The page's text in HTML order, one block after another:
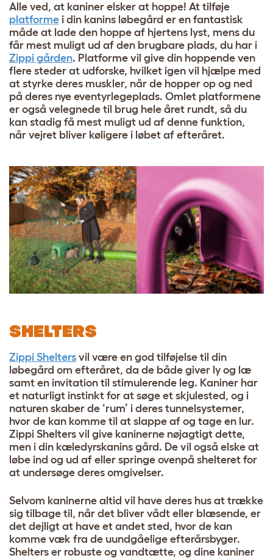
Alle ved, at kaniner elsker at hoppe! At tilføje
platforme i din kanins løbegård er en fantastisk
måde at lade den hoppe af hjertens lyst, mens du
får mest muligt ud af den brugbare plads, du har i
Zippi gården. Platforme vil give din hoppende ven
flere steder at udforske, hvilket igen vil hjælpe med
at styrke deres muskler, når de hopper op og ned
på deres nye eventyrlegeplads. Omlet platformene
er også velegnede til brug hele året rundt, så du
kan stadig få mest muligt ud af denne funktion,
når vejret bliver køligere i løbet af efteråret.
SHELTERS
Zippi Shelters vil være en god tilføjelse til din
løbegård om efteråret, da de både giver ly og læ
samt en invitation til stimulerende leg. Kaniner har
et naturligt instinkt for at søge et skjulested, og i
naturen skaber de ‘rum’ i deres tunnelsystemer,
hvor de kan komme til at slappe af og tage en lur.
Zippi Shelters vil give kaninerne nøjagtigt dette,
men i din kæledyrskanins gård. De vil også elske at
løbe ind og ud af eller springe ovenpå shelteret for
at undersøge deres omgivelser.
Selvom kaninerne altid vil have deres hus at trække
sig tilbage til, når det bliver vådt eller blæsende, er
det dejligt at have et andet sted, hvor de kan
komme væk fra de uundgåelige efterårsbyger.
Shelters er robuste og vandtætte, og dine kaniner